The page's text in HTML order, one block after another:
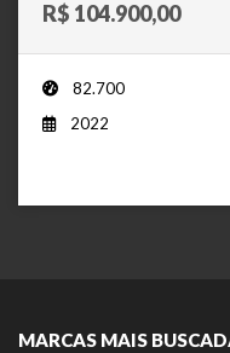
R$ 104.900,00
82.700
2022
MARCAS MAIS